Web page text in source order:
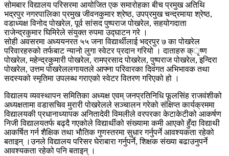
सोमबार विद्यालय परिसरमा आयोजित एक समारोहका बीच प्रमुख अतिथि
भद्रपुर नगरपालिका प्रमुख जीवनकुमार श्रेष्ठ, उपप्रमुख चन्द्रमाया श्रेष्ठ,
वडाध्यक्ष विनोद पोखरेल, पूर्व सांसद पुष्पराज पोखरेल, सहयोगदाता
राजेन्द्रकुमार घिमिरेले संयुक्त रुपमा उद्घाटन गरे ।
सोही अवसरमा अध्ययनरत ५५ जना विद्यार्थीलाई भद्रपुर ७ का पोखरेल
परिवारहरुको तर्फबाट न्यानो लुगा स्वेटर प्रदान गरियो । दाताहरु क्ृष्ण
पोखरेल, महेन्द्रकुमारी पोखरेल, रामप्रसाद पोखरेल, पुष्पराज पोखरेल, इन्दिरा
पोखरेल, उत्तम पोखरेललगायतले आफ्ना परिवारका दिवंगत अभिभावक तथा
सदस्यको स्मृतिमा उपलब्ध गराएको स्वेटर वितरण गरिएको हो ।
विद्यालय व्यवस्थापन समितिका अध्यक्ष एवम् जनप्रतिनिधि फूलसिंह राजवंशीको
अध्यक्षतामा वडासचिव मुरारी पोखरेलले सञ्चालन गरेको संक्षिप्त कार्यक्रममा
विद्यालयकी प्रधानाध्यापक अनितादेवी विमलीले वरपरका केटाकेटीको आकर्षण
निजी विद्यालयतर्फ बढ्दै गएकोले विद्यार्थीको संख्यामा कमी आएको हुँदा विद्याथी
आकर्षित गर्न शैक्षिक तथा भौतिक गुणस्तरमा सुधार गर्नुपर्ने आवश्यकता रहेको
बताइन् ।उनले विद्यालय परिसर घेराबारा गर्नुपर्ने, शिक्षक संख्या बढाउनुपर्ने
आवश्यकता रहेको पनि बताइन् ।